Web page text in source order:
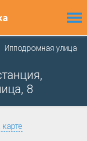
Ипподромная улица
8